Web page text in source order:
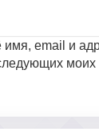
email и